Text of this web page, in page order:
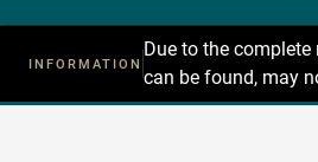
INFORMATION
Due to the
can be found, may
Recherche